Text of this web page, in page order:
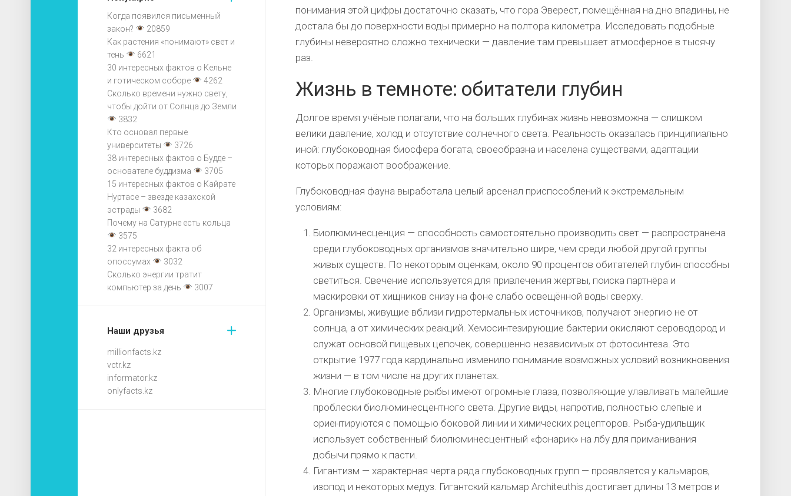
понимания этой цифры достаточно сказать, что гора Эверест, помещённая на дно впадины, не
достала бы до поверхности воды примерно на полтора километра. Исследовать подобные
глубины невероятно сложно технически — давление там превышает атмосферное в тысячу
раз.
Жизнь в темноте: обитатели глубин
Долгое время учёные полагали, что на больших глубинах жизнь невозможна — слишком
велики давление, холод и отсутствие солнечного света. Реальность оказалась принципиально
иной: глубоководная биосфера богата, своеобразна и населена существами, адаптации
которых поражают воображение.
Глубоководная фауна выработала целый арсенал приспособлений к экстремальным
условиям:
Биолюминесценция — способность самостоятельно производить свет — распространена
среди глубоководных организмов значительно шире, чем среди любой другой группы
живых существ. По некоторым оценкам, около 90 процентов обитателей глубин способны
светиться. Свечение используется для привлечения жертвы, поиска партнёра и
маскировки от хищников снизу на фоне слабо освещённой воды сверху.
Организмы, живущие вблизи гидротермальных источников, получают энергию не от
солнца, а от химических реакций. Хемосинтезирующие бактерии окисляют сероводород и
служат основой пищевых цепочек, совершенно независимых от фотосинтеза. Это
открытие 1977 года кардинально изменило понимание возможных условий возникновения
жизни — в том числе на других планетах.
Многие глубоководные рыбы имеют огромные глаза, позволяющие улавливать малейшие
проблески биолюминесцентного света. Другие виды, напротив, полностью слепые и
ориентируются с помощью боковой линии и химических рецепторов. Рыба-удильщик
использует собственный биолюминесцентный «фонарик» на лбу для приманивания
добычи прямо к пасти.
Гигантизм — характерная черта ряда глубоководных групп — проявляется у кальмаров,
изопод и некоторых медуз. Гигантский кальмар Architeuthis достигает длины 13 метров и
Когда появился письменный
закон?
20859
Как растения «понимают» свет и
тень
6621
30 интересных фактов о Кельне
и готическом соборе
4262
Сколько времени нужно свету,
чтобы дойти от Солнца до Земли
3832
Кто основал первые
университеты
3726
38 интересных фактов о Будде –
основателе буддизма
3705
15 интересных фактов о Кайрате
Нуртасе – звезде казахской
эстрады
3682
Почему на Сатурне есть кольца
3575
32 интересных факта об
опоссумах
3032
Сколько энергии тратит
компьютер за день
3007
Наши друзья
millionfacts.kz
vctr.kz
informator.kz
onlyfacts.kz